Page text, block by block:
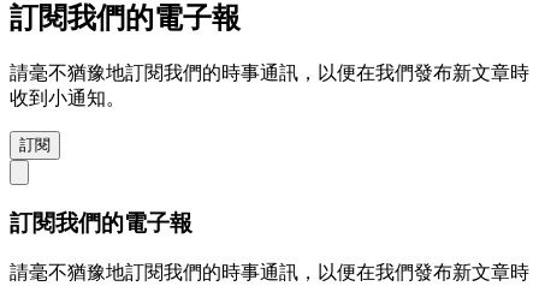
訂閱我們的電子報
請毫不猶豫地訂閱我們的時事通訊，以便在我們發布新文章時
收到小通知。
訂閱
訂閱我們的電子報
請毫不猶豫地訂閱我們的時事通訊，以便在我們發布新文章時